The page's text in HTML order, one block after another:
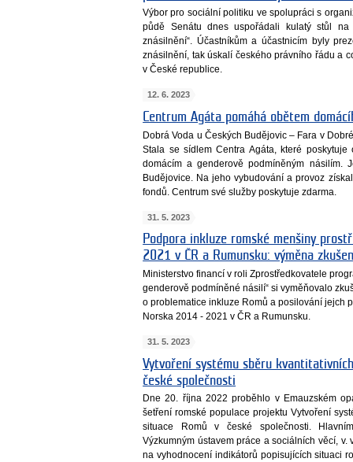
Výbor pro sociální politiku ve spolupráci s
půdě Senátu dnes uspořádali kulatý stůl na
znásilnění“. Účastníkům a účastnicím byly
znásilnění, tak úskalí českého právního řádu a
v České republice.
12. 6. 2023
Centrum Agáta pomáhá obětem
Dobrá Voda u Českých Budějovic – Fara v
Stala se sídlem Centra Agáta, které
domácím a genderově podmíněným násilím.
Budějovice. Na jeho vybudování a provoz
fondů. Centrum své služby poskytuje zdarma.
31. 5. 2023
Podpora inkluze romské menšiny
2021 v ČR a Rumunsku: výměna
Ministerstvo financí v roli Zprostředkovatele
genderově podmíněné násilí“ si vyměňovalo
o problematice inkluze Romů a posilování jejch
Norska 2014 - 2021 v ČR a Rumunsku.
31. 5. 2023
Vytvoření systému sběru
české společnosti
Dne 20. října 2022 proběhlo v Emauzském
šetření romské populace projektu Vytvoření
situace Romů v české společnosti.
Výzkumným ústavem práce a sociálních věcí,
na vyhodnocení indikátorů popisujících situaci